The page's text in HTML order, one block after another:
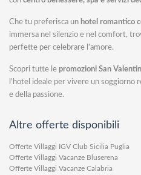
Che tu preferisca un hotel romantico
immersa nel silenzio e nel comfort,
perfette per celebrare l’amore.
Scopri tutte le promozioni San
l’hotel ideale per vivere un soggiorno
e della passione.
Altre offerte disponibili
Offerte Villaggi IGV Club Sicilia Puglia
Offerte Villaggi Vacanze Bluserena
Offerte Villaggi Vacanze Calabria